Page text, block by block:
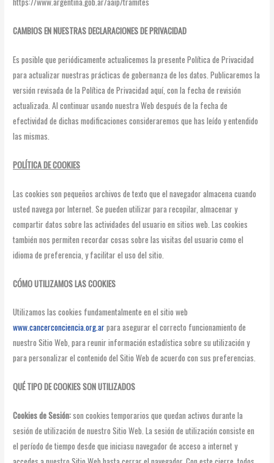
CAMBIOS EN NUESTRAS DECLARACIONES DE PRIVACIDAD
Es posible que periódicamente actualicemos la presente Política de Privacidad
para actualizar nuestras prácticas de gobernanza de los datos. Publicaremos la
versión revisada de la Política de Privacidad aquí, con la fecha de revisión
actualizada. Al continuar usando nuestra Web después de la fecha de
efectividad de dichas modificaciones consideraremos que has leído y entendido
las mismas.
POLÍTICA DE COOKIES
Las cookies son pequeños archivos de texto que el navegador almacena cuando
usted navega por Internet. Se pueden utilizar para recopilar, almacenar y
compartir datos sobre las actividades del usuario en sitios web. Las cookies
también nos permiten recordar cosas sobre las visitas del usuario como el
idioma de preferencia, y facilitar el uso del sitio.
CÓMO UTILIZAMOS LAS COOKIES
Utilizamos las cookies fundamentalmente en el sitio web
www.cancerconciencia.org.arpara asegurar el correcto funcionamiento de
nuestro Sitio Web, para reunir información estadística sobre su utilización y
para personalizar el contenido del Sitio Web de acuerdo con sus preferencias.
QUÉ TIPO DE COOKIES SON UTILIZADOS
Cookies de Sesión:son cookies temporarios que quedan activos durante la
sesión de utilización de nuestro Sitio Web. La sesión de utilización consiste en
el período de tiempo desde que iniciasu navegador de acceso a internet y